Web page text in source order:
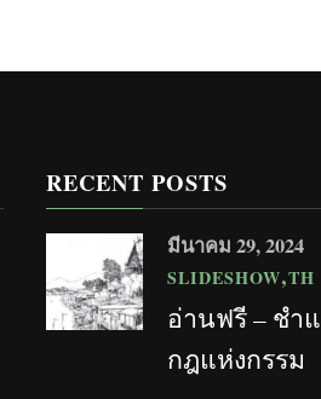
RECENT POSTS
SLIDESHOW TH
อ่านฟรี – ชำ
กฎแห่งกรรม
มีนาคม 29, 2024